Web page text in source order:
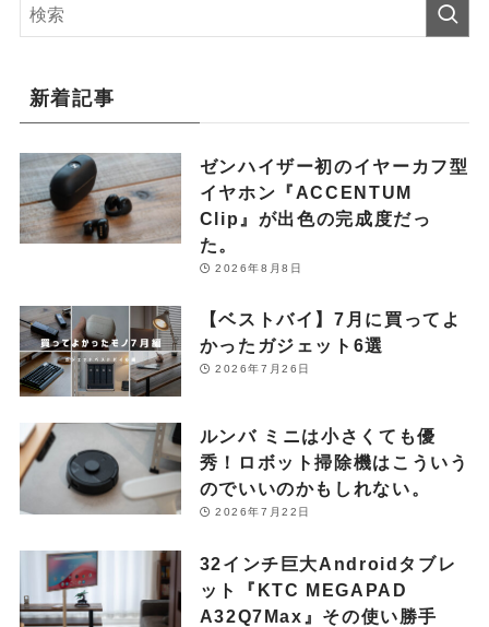
新着記事
ゼンハイザー初のイヤーカフ型
イヤホン『ACCENTUM
Clip』が出色の完成度だっ
た。
2026年8月8日
【ベストバイ】7月に買ってよ
かったガジェット6選
2026年7月26日
ルンバ ミニは小さくても優
秀！ロボット掃除機はこういう
のでいいのかもしれない。
2026年7月22日
32インチ巨大Androidタブレ
ット『KTC MEGAPAD
A32Q7Max』その使い勝手